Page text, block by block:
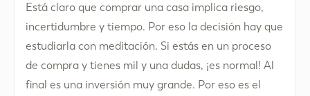
Está claro que comprar una casa implica riesgo,
incertidumbre y tiempo. Por eso la decisión hay que
estudiarla con meditación. Si estás en un proceso
de compra y tienes mil y una dudas, ¡es normal! Al
final es una inversión muy grande. Por eso es el